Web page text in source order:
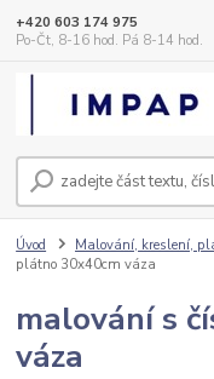
+420 603 174 975
Po-Čt, 8-16 hod. Pá 8-14 hod.
Úvod Malování, kreslení,
plátno 30x40cm váza
malování s
váza